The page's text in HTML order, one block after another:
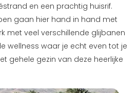
en een prachtig huisrif.
gaan hier hand in hand met
met veel verschillende glijbanen
wellness waar je echt even tot je
gehele gezin van deze heerlijke